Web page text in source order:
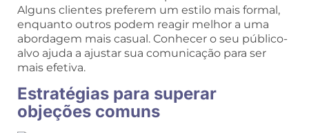
Alguns clientes preferem um estilo mais formal,
enquanto outros podem reagir melhor a uma
abordagem mais casual. Conhecer o seu público-
alvo ajuda a ajustar sua comunicação para ser
mais efetiva.
Estratégias para superar
objeções comuns